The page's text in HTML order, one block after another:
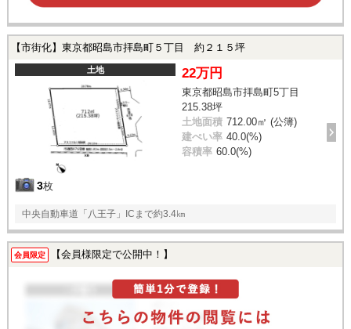
【市街化】東京都昭島市拝島町５丁目 約２１５坪
土地
3枚
22万円
東京都昭島市拝島町5丁目
215.38坪
土地面積 712.00㎡ (公簿)
建ぺい率 40.0(%)
容積率 60.0(%)
中央自動車道「八王子」ICまで約3.4㎞
会員限定 【会員様限定で公開中！】